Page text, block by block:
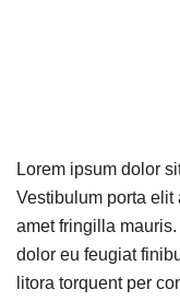
Lorem ipsum dolor
Vestibulum porta elit
amet fringilla
dolor eu feugiat
litora torquent per